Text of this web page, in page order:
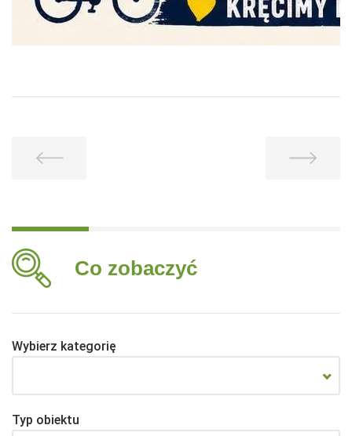
Co zobaczyć
Wybierz kategorię
Typ obiektu